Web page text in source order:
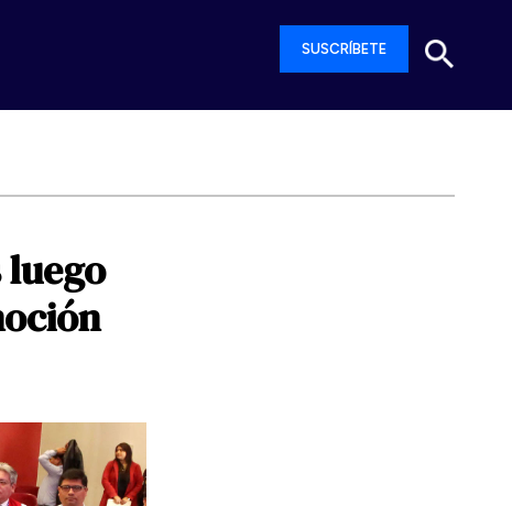
SUSCRÍBETE
luego